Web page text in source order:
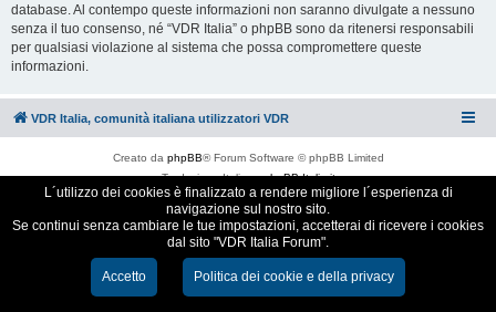
database. Al contempo queste informazioni non saranno divulgate a nessuno
senza il tuo consenso, né “VDR Italia” o phpBB sono da ritenersi responsabili
per qualsiasi violazione al sistema che possa compromettere queste
informazioni.
VDR Italia, comunità italiana utilizzatori VDR
Creato da phpBB® Forum Software © phpBB Limited
Traduzione ItalianaphpBB-Italia.it
Cookie e Privacy
L´utilizzo dei cookies è finalizzato a rendere migliore l´esperienza di
navigazione sul nostro sito.
Se continui senza cambiare le tue impostazioni, accetterai di ricevere i cookies
dal sito "VDR Italia Forum".
Accetto Politica dei cookie e della privacy